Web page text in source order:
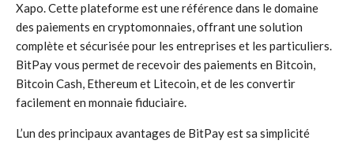
Xapo. Cette plateforme est une référence dans le domaine
des paiements en cryptomonnaies, offrant une solution
complète et sécurisée pour les entreprises et les particuliers.
BitPay vous permet de recevoir des paiements en Bitcoin,
Bitcoin Cash, Ethereum et Litecoin, et de les convertir
facilement en monnaie fiduciaire.
L’un des principaux avantages de BitPay est sa simplicité